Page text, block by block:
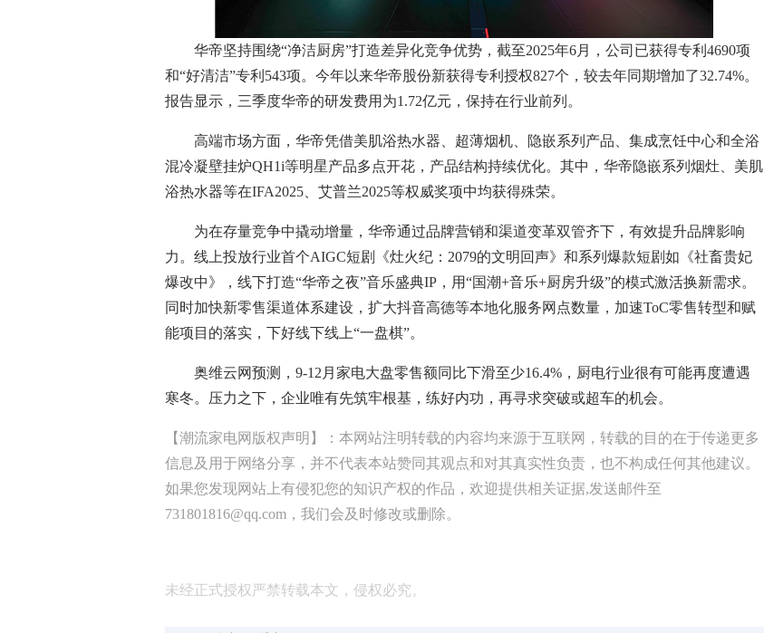
华帝坚持围绕“净洁厨房”打造差异化竞争优势，截至2025年6月，公司已获得专利4690项
和“好清洁”专利543项。今年以来华帝股份新获得专利授权827个，较去年同期增加了32.74%。
报告显示，三季度华帝的研发费用为1.72亿元，保持在行业前列。
高端市场方面，华帝凭借美肌浴热水器、超薄烟机、隐嵌系列产品、集成烹饪中心和全浴
混冷凝壁挂炉QH1i等明星产品多点开花，产品结构持续优化。其中，华帝隐嵌系列烟灶、美肌
浴热水器等在IFA2025、艾普兰2025等权威奖项中均获得殊荣。
为在存量竞争中撬动增量，华帝通过品牌营销和渠道变革双管齐下，有效提升品牌影响
力。线上投放行业首个AIGC短剧《灶火纪：2079的文明回声》和系列爆款短剧如《社畜贵妃
爆改中》，线下打造“华帝之夜”音乐盛典IP，用“国潮+音乐+厨房升级”的模式激活换新需求。
同时加快新零售渠道体系建设，扩大抖音高德等本地化服务网点数量，加速ToC零售转型和赋
能项目的落实，下好线下线上“一盘棋”。
奥维云网预测，9-12月家电大盘零售额同比下滑至少16.4%，厨电行业很有可能再度遭遇
寒冬。压力之下，企业唯有先筑牢根基，练好内功，再寻求突破或超车的机会。
【潮流家电网版权声明】：本网站注明转载的内容均来源于互联网，转载的目的在于传递更多
信息及用于网络分享，并不代表本站赞同其观点和对其真实性负责，也不构成任何其他建议。
如果您发现网站上有侵犯您的知识产权的作品，欢迎提供相关证据,发送邮件至
731801816@qq.com，我们会及时修改或删除。
未经正式授权严禁转载本文，侵权必究。